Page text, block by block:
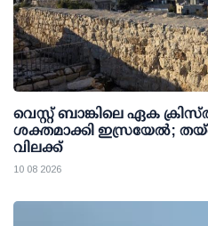
വെസ്റ്റ് ബാങ്കിലെ ഏക
ശക്തമാക്കി ഇസ്രയേൽ;
വിലക്ക്
10 08 2026